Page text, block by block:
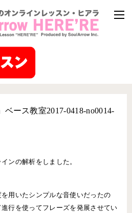
ベース教室2017-0418-no0014-
ンの解析をしました。
用いたシンプルな音使いだったの
行を使ってフレーズを発展させてい